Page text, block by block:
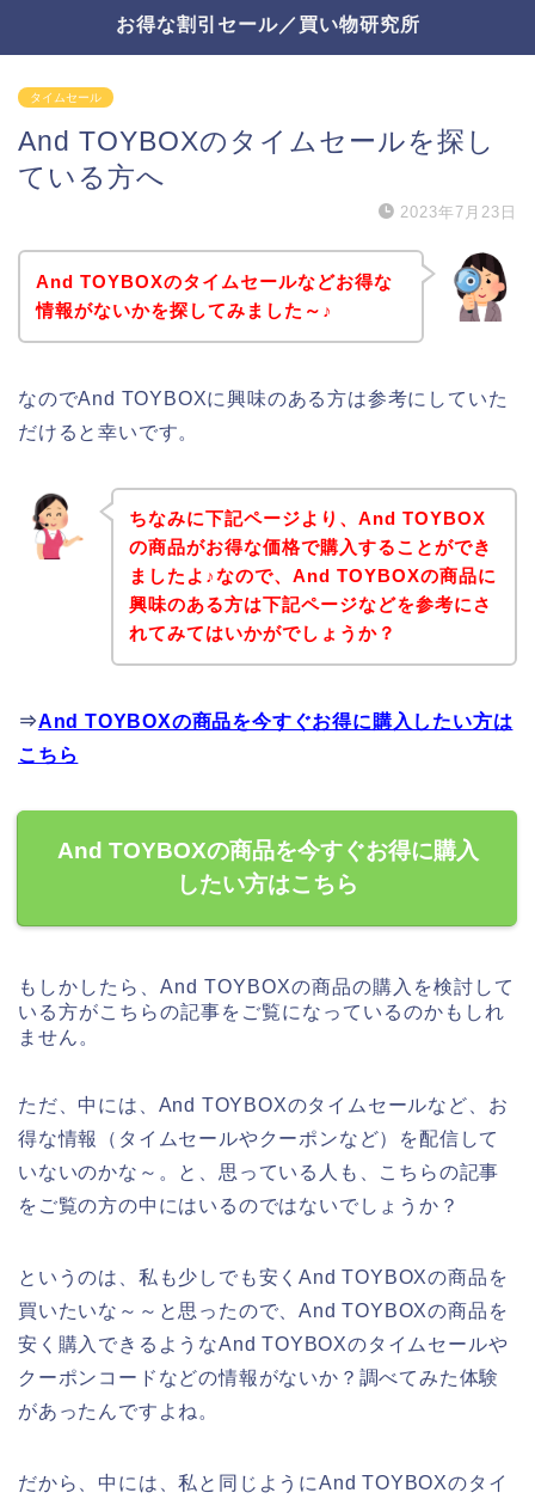
お得な割引セール／買い物研究所
タイムセール
And TOYBOXのタイムセールを探し
ている方へ
2023年7月23日
And TOYBOXのタイムセールなどお得な
情報がないかを探してみました～♪
なのでAnd TOYBOXに興味のある方は参考にしていた
だけると幸いです。
ちなみに下記ページより、And TOYBOX
の商品がお得な価格で購入することができ
ましたよ♪なので、And TOYBOXの商品に
興味のある方は下記ページなどを参考にさ
れてみてはいかがでしょうか？
⇒And TOYBOXの商品を今すぐお得に購入したい方は
こちら
And TOYBOXの商品を今すぐお得に購入
したい方はこちら
もしかしたら、And TOYBOXの商品の購入を検討して
いる方がこちらの記事をご覧になっているのかもしれ
ません。
ただ、中には、And TOYBOXのタイムセールなど、お
得な情報（タイムセールやクーポンなど）を配信して
いないのかな～。と、思っている人も、こちらの記事
をご覧の方の中にはいるのではないでしょうか？
というのは、私も少しでも安くAnd TOYBOXの商品を
買いたいな～～と思ったので、And TOYBOXの商品を
安く購入できるようなAnd TOYBOXのタイムセールや
クーポンコードなどの情報がないか？調べてみた体験
があったんですよね。
だから、中には、私と同じようにAnd TOYBOXのタイ